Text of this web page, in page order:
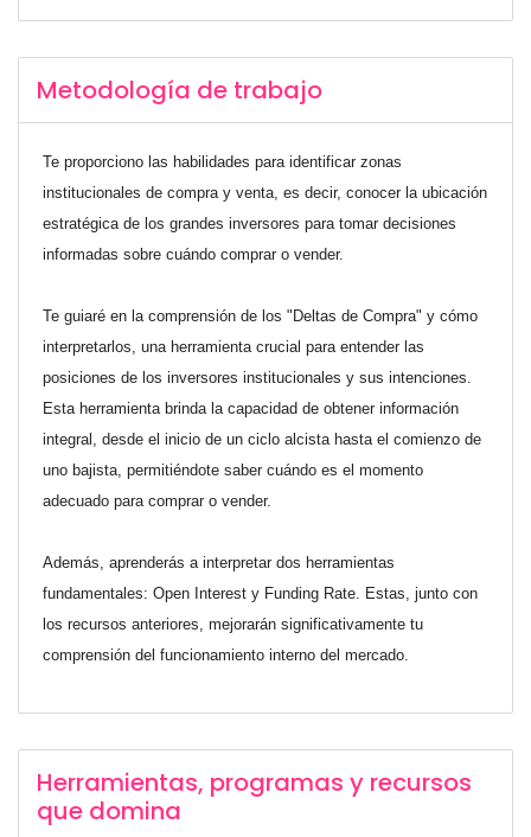
Metodología de trabajo
Te proporciono las habilidades para identificar zonas
institucionales de compra y venta, es decir, conocer la ubicación
estratégica de los grandes inversores para tomar decisiones
informadas sobre cuándo comprar o vender.
Te guiaré en la comprensión de los "Deltas de Compra" y cómo
interpretarlos, una herramienta crucial para entender las
posiciones de los inversores institucionales y sus intenciones.
Esta herramienta brinda la capacidad de obtener información
integral, desde el inicio de un ciclo alcista hasta el comienzo de
uno bajista, permitiéndote saber cuándo es el momento
adecuado para comprar o vender.
Además, aprenderás a interpretar dos herramientas
fundamentales: Open Interest y Funding Rate. Estas, junto con
los recursos anteriores, mejorarán significativamente tu
comprensión del funcionamiento interno del mercado.
Herramientas, programas y recursos
que domina